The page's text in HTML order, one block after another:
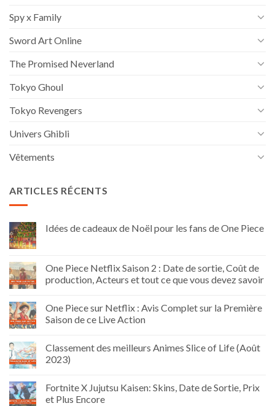
Spy x Family
Sword Art Online
The Promised Neverland
Tokyo Ghoul
Tokyo Revengers
Univers Ghibli
Vêtements
ARTICLES RÉCENTS
Idées de cadeaux de Noël pour les fans de One Piece
One Piece Netflix Saison 2 : Date de sortie, Coût de
production, Acteurs et tout ce que vous devez savoir
One Piece sur Netflix : Avis Complet sur la Première
Saison de ce Live Action
Classement des meilleurs Animes Slice of Life (Août
2023)
Fortnite X Jujutsu Kaisen: Skins, Date de Sortie, Prix
et Plus Encore